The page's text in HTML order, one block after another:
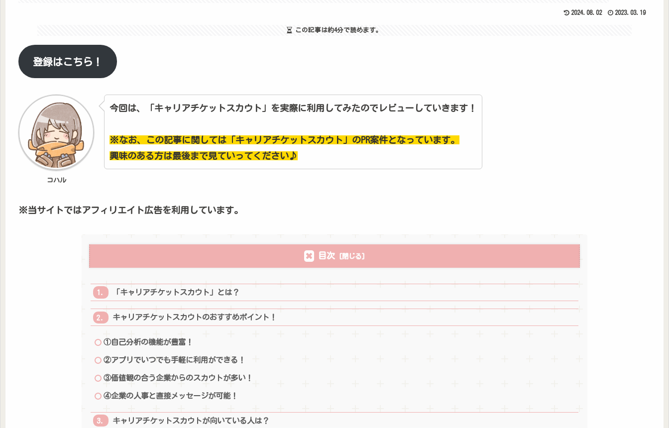
2024.08.02 2023.03.19
この記事は約4分で読めます。
登録はこちら！
コハル
今回は、「キャリアチケットスカウト」を実際に利用してみたのでレビューしていきます！
※なお、この記事に関しては「キャリアチケットスカウト」のPR案件となっています。
興味のある方は最後まで見ていってください♪
※当サイトではアフィリエイト広告を利用しています。
目次
「キャリアチケットスカウト」とは？
キャリアチケットスカウトのおすすめポイント！
①自己分析の機能が豊富！
②アプリでいつでも手軽に利用ができる！
③価値観の合う企業からのスカウトが多い！
④企業の人事と直接メッセージが可能！
キャリアチケットスカウトが向いている人は？